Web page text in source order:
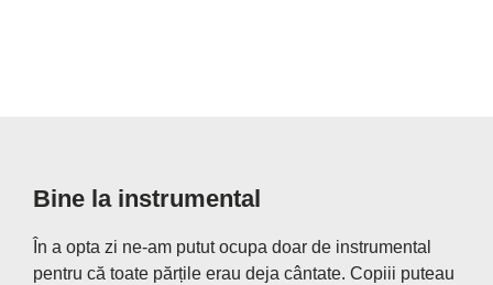
Bine la instrumental
În a opta zi ne-am putut ocupa doar de instrumental
pentru că toate părțile erau deja cântate. Copiii puteau